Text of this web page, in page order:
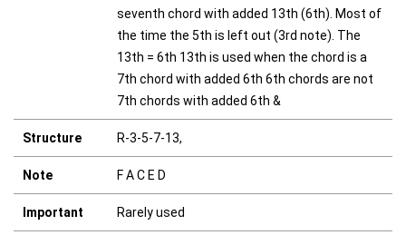
seventh chord with added 13th (6th). Most of
the time the 5th is left out (3rd note). The
13th = 6th 13th is used when the chord is a
7th chord with added 6th 6th chords are not
7th chords with added 6th &
Structure R-3-5-7-13,
Note F A C E D
Important Rarely used